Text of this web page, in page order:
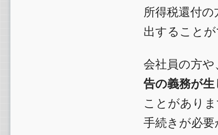
所得税還付
出すること
会社員の方
告の義務が
ことがあり
手続きが必